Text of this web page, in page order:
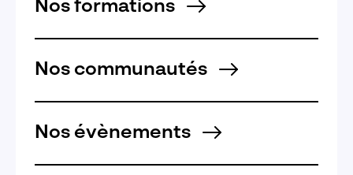
Nos formations
Nos communautés
Nos évènements